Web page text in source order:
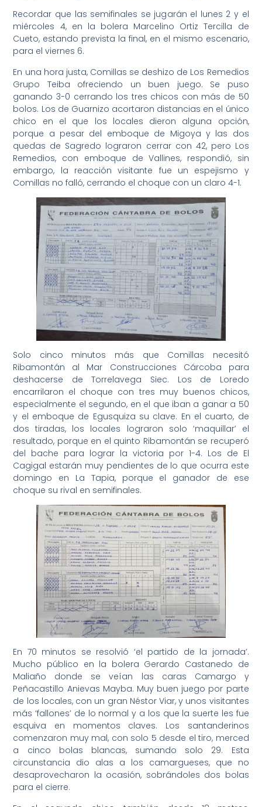
Recordar que las semifinales se jugarán el lunes 2 y el
miércoles 4, en la bolera Marcelino Ortiz Tercilla de
Cueto, estando prevista la final, en el mismo escenario,
para el viernes 6.
En una hora justa, Comillas se deshizo de Los Remedios
Grupo Teiba ofreciendo un buen juego. Se puso
ganando 3-0 cerrando los tres chicos con más de 50
bolos. Los de Guarnizo acortaron distancias en el único
chico en el que los locales dieron alguna opción,
porque a pesar del emboque de Migoya y las dos
quedas de Sagredo lograron cerrar con 42, pero Los
Remedios, con emboque de Vallines, respondió, sin
embargo, la reacción visitante fue un espejismo y
Comillas no falló, cerrando el choque con un claro 4-1.
Solo cinco minutos más que Comillas necesitó
Ribamontán al Mar Construcciones Cárcoba para
deshacerse de Torrelavega Siec. Los de Loredo
encarrilaron el choque con tres muy buenos chicos,
especialmente el segundo, en el que iban a ganar a 50
y el emboque de Egusquiza su clave. En el cuarto, de
dos tiradas, los locales lograron solo ‘maquillar’ el
resultado, porque en el quinto Ribamontán se recuperó
del bache para lograr la victoria por 1-4. Los de El
Cagigal estarán muy pendientes de lo que ocurra este
domingo en La Tapia, porque el ganador de ese
choque su rival en semifinales.
En 70 minutos se resolvió ‘el partido de la jornada’.
Mucho público en la bolera Gerardo Castanedo de
Maliaño donde se veían las caras Camargo y
Peñacastillo Anievas Mayba. Muy buen juego por parte
de los locales, con un gran Néstor Viar, y unos visitantes
más ‘fallones’ de lo normal y a los que la suerte les fue
esquiva en momentos claves. Los santanderinos
comenzaron muy mal, con solo 5 desde el tiro, merced
a cinco bolas blancas, sumando solo 29. Esta
circunstancia dio alas a los camargueses, que no
desaprovecharon la ocasión, sobrándoles dos bolas
para el cierre.